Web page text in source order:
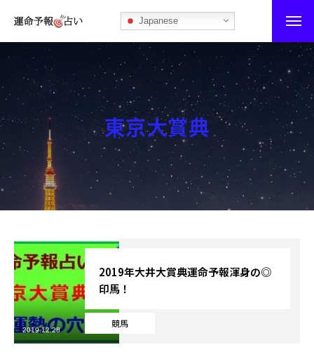
Japanese
運命予報占い
運命予報占いとは
あなたの所属部屋を探そう！
最恐の相性占い
秘伝公開！吉凶カレンダー
ブログ
お知らせ
芸能界
東京大賞典
競馬
2019年大井大賞典運命予報渾身の◎
印馬！
2019.12.28